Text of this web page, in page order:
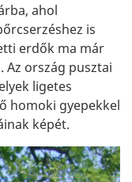
ahol
is
erdők ma már
Az ország pusztai
ligetes
homoki gyepekkel
képét.